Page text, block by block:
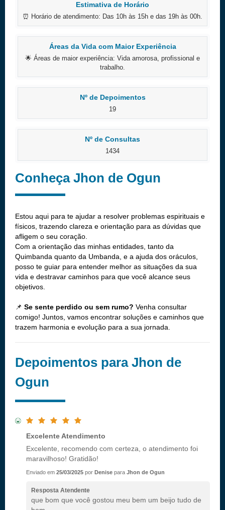
Estimativa de Horário
⏰ Horário de atendimento: Das 10h às 15h e das 19h às 00h.
Áreas da Vida com Maior Experiência
🌟 Áreas de maior experiência: Vida amorosa, profissional e
trabalho.
Nº de Depoimentos
19
Nº de Consultas
1434
Conheça Jhon de Ogun
Estou aqui para te ajudar a resolver problemas espirituais e
físicos, trazendo clareza e orientação para as dúvidas que
afligem o seu coração.
Com a orientação das minhas entidades, tanto da
Quimbanda quanto da Umbanda, e a ajuda dos oráculos,
posso te guiar para entender melhor as situações da sua
vida e destravar caminhos para que você alcance seus
objetivos.
📌 Se sente perdido ou sem rumo? Venha consultar
comigo! Juntos, vamos encontrar soluções e caminhos que
trazem harmonia e evolução para a sua jornada.
Depoimentos para Jhon de
Ogun
Excelente Atendimento
Excelente, recomendo com certeza, o atendimento foi
maravilhoso! Gratidão!
Enviado em 25/03/2025 por Denise para Jhon de Ogun
Resposta Atendente
que bom que você gostou meu bem um beijo tudo de